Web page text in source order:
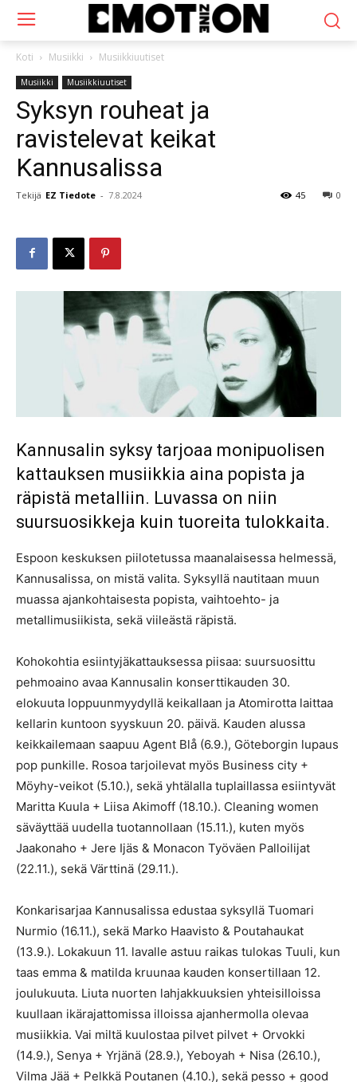
Koti Musiikki Musiikkiuutiset
Musiikki Musiikkiuutiset
Syksyn rouheat ja
ravistelevat keikat
Kannusalissa
Tekijä EZ Tiedote - 7.8.2024 0
45
Kannusalin syksy tarjoaa monipuolisen
kattauksen musiikkia aina popista ja
räpistä metalliin. Luvassa on niin
suursuosikkeja kuin tuoreita tulokkaita.
Espoon keskuksen piilotetussa maanalaisessa helmessä,
Kannusalissa, on mistä valita. Syksyllä nautitaan muun
muassa ajankohtaisesta popista, vaihtoehto- ja
metallimusiikista, sekä viileästä räpistä.
Kohokohtia esiintyjäkattauksessa piisaa: suursuosittu
pehmoaino avaa Kannusalin konserttikauden 30.
elokuuta loppuunmyydyllä keikallaan ja Atomirotta laittaa
kellarin kuntoon syyskuun 20. päivä. Kauden alussa
keikkailemaan saapuu Agent Blå (6.9.), Göteborgin lupaus
pop punkille. Rosoa tarjoilevat myös Business city +
Möyhy-veikot (5.10.), sekä yhtälalla tuplaillassa esiintyvät
Maritta Kuula + Liisa Akimoff (18.10.). Cleaning women
säväyttää uudella tuotannollaan (15.11.), kuten myös
Jaakonaho + Jere Ijäs & Monacon Työväen Palloilijat
(22.11.), sekä Värttinä (29.11.).
Konkarisarjaa Kannusalissa edustaa syksyllä Tuomari
Nurmio (16.11.), sekä Marko Haavisto & Poutahaukat
(13.9.). Lokakuun 11. lavalle astuu raikas tulokas Tuuli, kun
taas emma & matilda kruunaa kauden konsertillaan 12.
joulukuuta. Liuta nuorten lahjakkuuksien yhteisilloissa
kuullaan ikärajattomissa illoissa ajanhermolla olevaa
musiikkia. Vai miltä kuulostaa pilvet pilvet + Orvokki
(14.9.), Senya + Yrjänä (28.9.), Yeboyah + Nisa (26.10.),
Vilma Jää + Pelkkä Poutanen (4.10.), sekä pesso + good